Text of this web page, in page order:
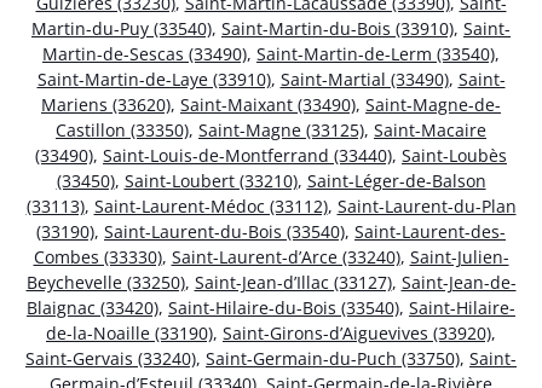
Martin-du-Puy (33540), Saint-Martin-du-Bois (33910), Saint-
Martin-de-Sescas (33490), Saint-Martin-de-Lerm (33540),
Saint-Martin-de-Laye (33910), Saint-Martial (33490), Saint-
Mariens (33620), Saint-Maixant (33490), Saint-Magne-de-
Castillon (33350), Saint-Magne (33125), Saint-Macaire
(33490), Saint-Louis-de-Montferrand (33440), Saint-Loubès
(33450), Saint-Loubert (33210), Saint-Léger-de-Balson
(33113), Saint-Laurent-Médoc (33112), Saint-Laurent-du-Plan
(33190), Saint-Laurent-du-Bois (33540), Saint-Laurent-des-
Combes (33330), Saint-Laurent-d’Arce (33240), Saint-Julien-
Beychevelle (33250), Saint-Jean-d’Illac (33127), Saint-Jean-de-
Blaignac (33420), Saint-Hilaire-du-Bois (33540), Saint-Hilaire-
de-la-Noaille (33190), Saint-Girons-d’Aiguevives (33920),
Saint-Gervais (33240), Saint-Germain-du-Puch (33750), Saint-